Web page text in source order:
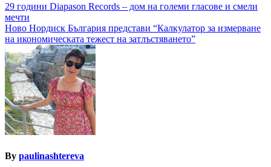
Навигация
29 години Diapason Records – дом на големи гласове и смели
мечти
Ново Нордиск България представи “Калкулатор за измерване
на икономическата тежест на затлъстяването”
By paulinashtereva